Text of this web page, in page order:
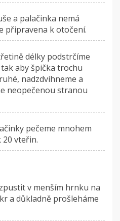
a palačinka nemá
připravena k otočení.
délky podstrčíme
aby špička trochu
nadzdvihneme a
neopečenou stranou
pečeme mnohem
vteřin.
v menším hrnku na
a důkladně prošleháme